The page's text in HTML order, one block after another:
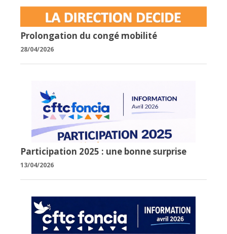
Prolongation du congé mobilité
28/04/2026
Participation 2025 : une bonne surprise
13/04/2026